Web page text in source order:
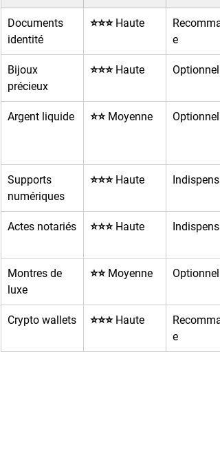
Documents
identité
⭐⭐⭐ Haute
e
Bijoux
précieux
⭐⭐⭐ Haute
Argent liquide ⭐⭐ Moyenne
Supports
numériques
⭐⭐⭐ Haute
Actes notariés ⭐⭐⭐ Haute
Montres de
luxe
⭐⭐ Moyenne
Crypto wallets ⭐⭐⭐ Haute
e